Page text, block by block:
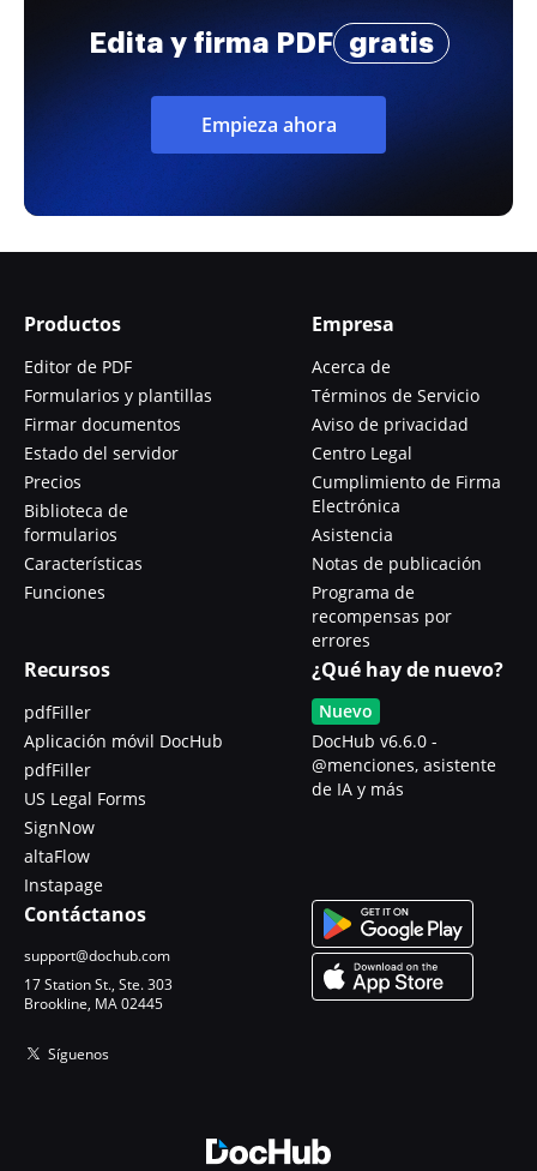
Edita y firma PDF gratis
Empieza ahora
Productos
Editor de PDF
Formularios y plantillas
Firmar documentos
Estado del servidor
Precios
Biblioteca de
formularios
Características
Funciones
Empresa
Acerca de
Términos de Servicio
Aviso de privacidad
Centro Legal
Cumplimiento de Firma
Electrónica
Asistencia
Notas de publicación
Programa de
recompensas por
errores
Recursos
pdfFiller
Aplicación móvil DocHub
pdfFiller
US Legal Forms
SignNow
altaFlow
Instapage
¿Qué hay de nuevo?
Nuevo
DocHub v6.6.0 -
@menciones, asistente
de IA y más
Contáctanos
support@dochub.com
17 Station St., Ste. 303
Brookline, MA 02445
Síguenos